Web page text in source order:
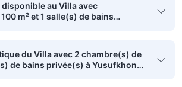
au Villa avec
m² et 1 salle(s) de bains
du Villa avec 2 chambre(s) de
de bains privée(s) à Yusufkhona